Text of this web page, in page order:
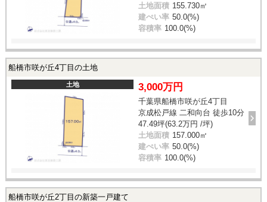
土地面積 155.730㎡
建ぺい率 50.0(%)
容積率 100.0(%)
船橋市咲が丘4丁目の土地
土地 3,000万円
千葉県船橋市咲が丘4丁目
京成松戸線 二和向台 徒歩10分
47.49坪(63.2万円 /坪)
土地面積 157.000㎡
建ぺい率 50.0(%)
容積率 100.0(%)
船橋市咲が丘2丁目の新築一戸建て